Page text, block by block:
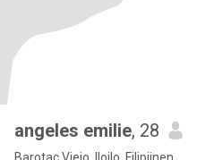
angeles emilie, 28